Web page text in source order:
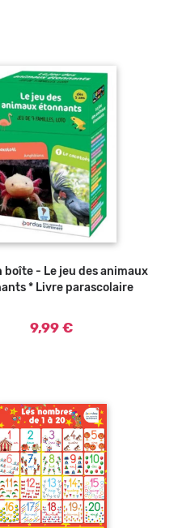
Ajouter au panier
boîte - Le jeu des animaux
* Livre parascolaire
9,99 €